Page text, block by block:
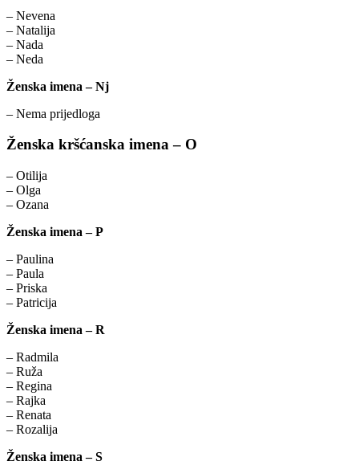
– Nevena
– Natalija
– Nada
– Neda
Ženska imena – Nj
– Nema prijedloga
Ženska kršćanska imena – O
– Otilija
– Olga
– Ozana
Ženska imena – P
– Paulina
– Paula
– Priska
– Patricija
Ženska imena – R
– Radmila
– Ruža
– Regina
– Rajka
– Renata
– Rozalija
Ženska imena – S